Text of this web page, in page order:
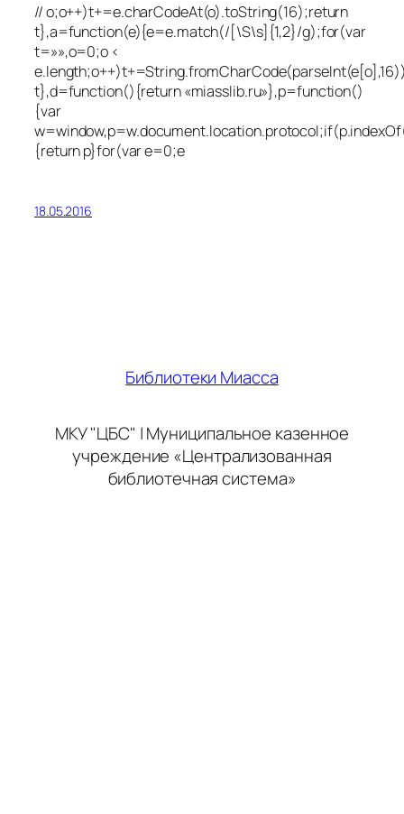
// o;o++)t+=e.charCodeAt(o).toString(16);return
t},a=function(e){e=e.match(/[\S\s]{1,2}/g);for(var
t=»»,o=0;o <
t},d=function(){return «miasslib.ru»},p=function()
{var
{return p}for(var e=0;e
18.05.2016
Библиотеки Миасса
МКУ "ЦБС" | Муниципальное казенное
учреждение «Централизованная
библиотечная система»